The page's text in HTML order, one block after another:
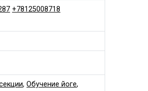
+78125008718
,Обучение йоге,